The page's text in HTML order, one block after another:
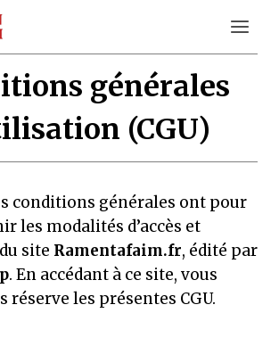
générales
(CGU)
conditions générales ont pour
les modalités d’accès et
site Ramentafaim.fr, édité par
. En accédant à ce site, vous
réserve les présentes CGU.